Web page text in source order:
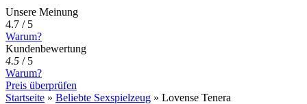
Unsere Meinung
4.7 / 5
Warum?
Kundenbewertung
4.5 / 5
Warum?
Preis überprüfen
Startseite » Beliebte Sexspielzeug » Lovense Tenera